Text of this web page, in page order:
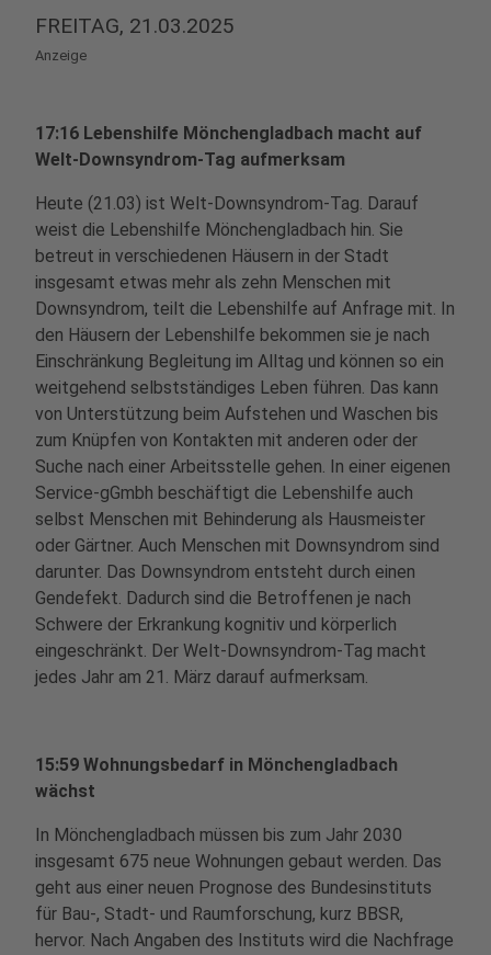
FREITAG, 21.03.2025
Anzeige
17:16 Lebenshilfe Mönchengladbach macht auf
Welt-Downsyndrom-Tag aufmerksam
Heute (21.03) ist Welt-Downsyndrom-Tag. Darauf
weist die Lebenshilfe Mönchengladbach hin. Sie
betreut in verschiedenen Häusern in der Stadt
insgesamt etwas mehr als zehn Menschen mit
Downsyndrom, teilt die Lebenshilfe auf Anfrage mit. In
den Häusern der Lebenshilfe bekommen sie je nach
Einschränkung Begleitung im Alltag und können so ein
weitgehend selbstständiges Leben führen. Das kann
von Unterstützung beim Aufstehen und Waschen bis
zum Knüpfen von Kontakten mit anderen oder der
Suche nach einer Arbeitsstelle gehen. In einer eigenen
Service-gGmbh beschäftigt die Lebenshilfe auch
selbst Menschen mit Behinderung als Hausmeister
oder Gärtner. Auch Menschen mit Downsyndrom sind
darunter. Das Downsyndrom entsteht durch einen
Gendefekt. Dadurch sind die Betroffenen je nach
Schwere der Erkrankung kognitiv und körperlich
eingeschränkt. Der Welt-Downsyndrom-Tag macht
jedes Jahr am 21. März darauf aufmerksam.
15:59 Wohnungsbedarf in Mönchengladbach
wächst
In Mönchengladbach müssen bis zum Jahr 2030
insgesamt 675 neue Wohnungen gebaut werden. Das
geht aus einer neuen Prognose des Bundesinstituts
für Bau-, Stadt- und Raumforschung, kurz BBSR,
hervor. Nach Angaben des Instituts wird die Nachfrage